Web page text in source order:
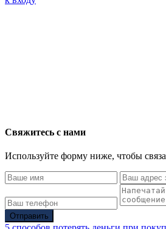
Свяжитесь с нами
Используйте форму ниже, чтобы
Отправить